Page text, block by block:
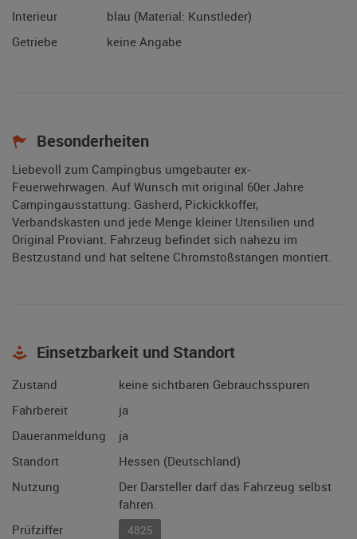
Interieur
blau (Material: Kunstleder)
Getriebe
keine Angabe
Besonderheiten
Liebevoll zum Campingbus umgebauter ex-
Feuerwehrwagen. Auf Wunsch mit original 60er Jahre
Campingausstattung: Gasherd, Pickickkoffer,
Verbandskasten und jede Menge kleiner Utensilien und
Original Proviant. Fahrzeug befindet sich nahezu im
Bestzustand und hat seltene Chromstoßstangen montiert.
Einsetzbarkeit und Standort
Zustand
keine sichtbaren Gebrauchsspuren
Fahrbereit
ja
Daueranmeldung
ja
Standort
Hessen (Deutschland)
Nutzung
Der Darsteller darf das Fahrzeug selbst
fahren.
Prüfziffer
4825